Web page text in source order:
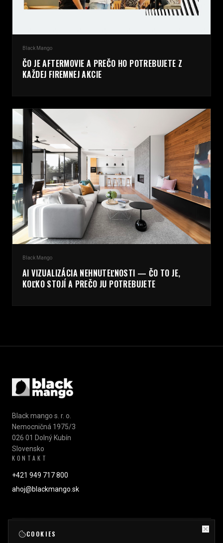
COOKIES
Black Mango
ČO JE AFTERMOVIE A PREČO HO POTREBUJETE Z
KAŽDEJ FIREMNEJ AKCIE
Black Mango
AI VIZUALIZÁCIA NEHNUTEĽNOSTI — ČO TO JE,
KOĽKO STOJÍ A PREČO JU POTREBUJETE
Black mango s. r. o.
Nemocničná 1975/3
026 01 Dolný Kubín
Slovensko
KONTAKT
+421 949 717 800
ahoj@blackmango.sk
©2026